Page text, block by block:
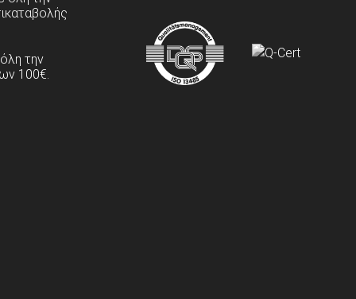
την
100€.